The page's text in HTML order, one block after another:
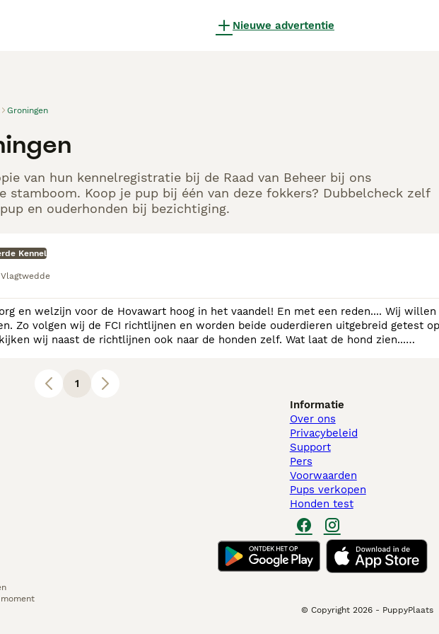
Nieuwe advertentie
Groningen
van hun kennelregistratie bij de Raad van Beheer bij ons
stamboom. Koop je pup bij één van deze fokkers? Dubbelcheck zelf
en ouderhonden bij bezichtiging.
Kennel
Vlagtwedde
voor de Hovawart hoog in het vaandel! En met een reden.... Wij willen
Zo volgen wij de FCI richtlijnen en worden beide ouderdieren uitgebreid getest op
1
Informatie
Over ons
Privacybeleid
Support
Pers
Voorwaarden
Pups verkopen
Honden test
© Copyright 2026 - PuppyPlaats